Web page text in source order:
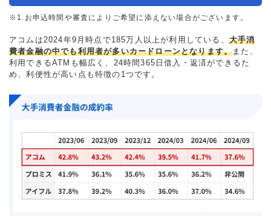
※1.お申込時間や審査によりご希望に添えない場合がございます。
アコムは2024年9月時点で185万人以上が利用している、 大手消
費者金融の中でも利用者が多いカードローンとなります。また、
利用できるATMも幅広く、24時間365日借入・返済ができるた
め、利便性が高い点も特徴の1つです。